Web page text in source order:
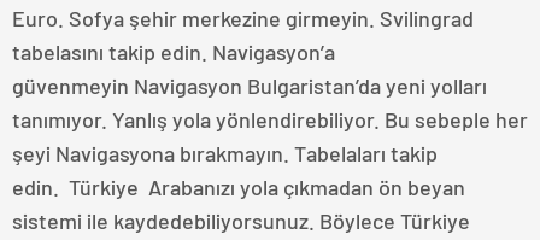
Euro. Sofya şehir merkezine girmeyin. Svilingrad
tabelasını takip edin. Navigasyon’a
güvenmeyin Navigasyon Bulgaristan’da yeni yolları
tanımıyor. Yanlış yola yönlendirebiliyor. Bu sebeple her
şeyi Navigasyona bırakmayın. Tabelaları takip
edin. Türkiye Arabanızı yola çıkmadan ön beyan
sistemi ile kaydedebiliyorsunuz. Böylece Türkiye